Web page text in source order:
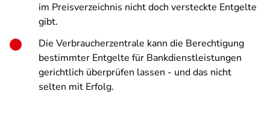
im Preisverzeichnis nicht doch versteckte Entgelte
gibt.
Die Verbraucherzentrale kann die Berechtigung
bestimmter Entgelte für Bankdienstleistungen
gerichtlich überprüfen lassen - und das nicht
selten mit Erfolg.